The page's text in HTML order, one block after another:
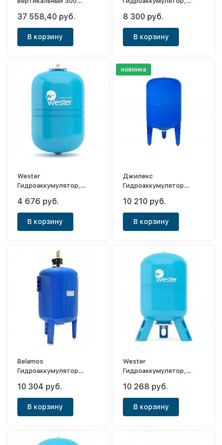
37 558,40 руб.
В корзину
(0-14-1100)
8 300 руб.
В корзину
Wester
Гидроаккумулятор,
(0-14-1080)
4 676 руб.
В корзину
новинка
Джилекс
Гидроаккумулятор
«ХИТ»
10 210 руб.
В корзину
Belamos
Гидроаккумулятор
(синий)
10 304 руб.
В корзину
Wester
Гидроаккумулятор,
(0-14-1120)
10 268 руб.
В корзину